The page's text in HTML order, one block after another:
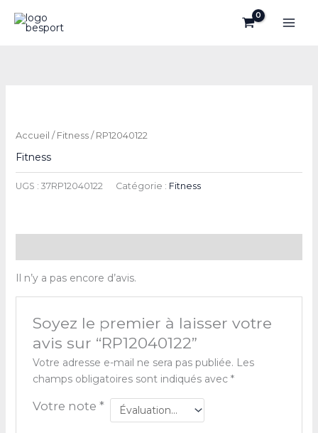
Accueil / Fitness/ RP12040122
Fitness
UGS : 37RP12040122 Catégorie : Fitness
Il n’y a pas encore d’avis.
Soyez le premier à laisser votre
avis sur “RP12040122”
Votre adresse e-mail ne sera pas publiée. Les
champs obligatoires sont indiqués avec *
Votre note *